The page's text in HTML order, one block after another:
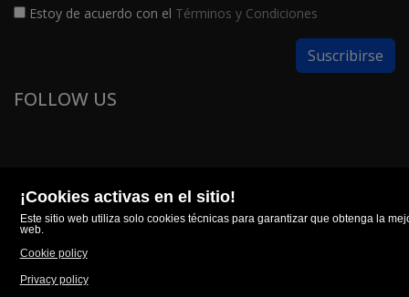
Estoy de acuerdo con el Términos y Condiciones
FOLLOW US